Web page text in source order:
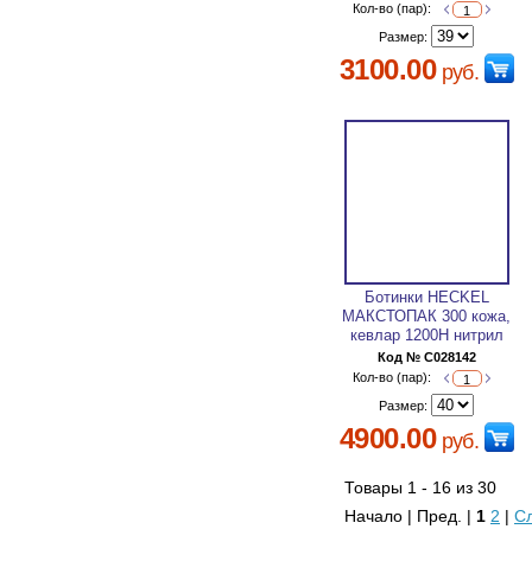
Кол-во (пар):
Размер:
3100.00руб.
Ботинки HECKEL
МАКСТОПАК 300 кожа,
кевлар 1200Н нитрил
Код № C028142
Кол-во (пар):
Размер:
4900.00руб.
Товары 1 - 16 из 30
Начало | Пред. | 1 2 |